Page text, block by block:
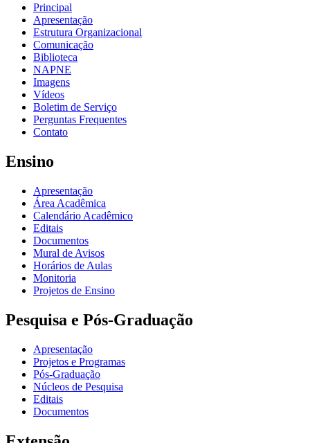
Principal
Apresentação
Estrutura Organizacional
Comunicação
Biblioteca
NAPNE
Imagens
Vídeos
Boletim de Serviço
Perguntas Frequentes
Contato
Ensino
Apresentação
Área Acadêmica
Calendário Acadêmico
Editais
Documentos
Mural de Avisos
Horários de Aulas
Monitoria
Projetos de Ensino
Pesquisa e Pós-Graduação
Apresentação
Projetos e Programas
Pós-Graduação
Núcleos de Pesquisa
Editais
Documentos